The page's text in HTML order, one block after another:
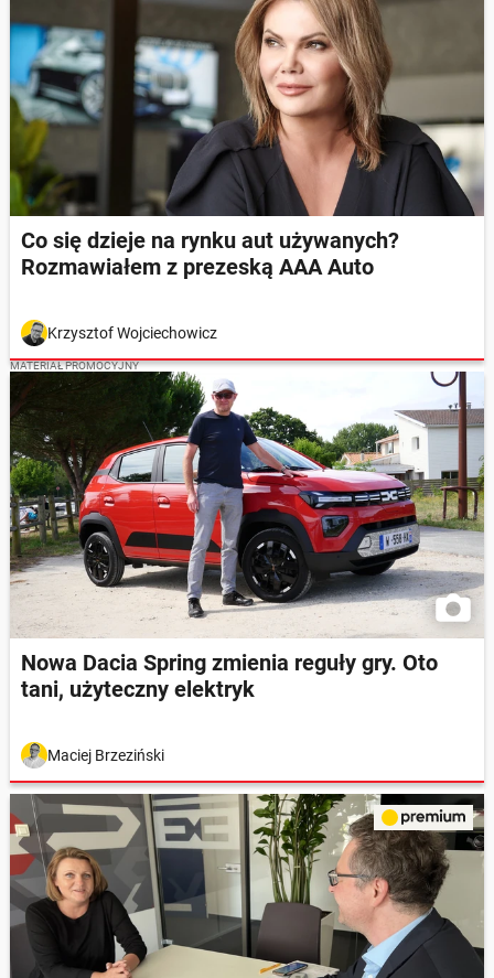
Co się dzieje na rynku aut używanych?
Rozmawiałem z prezeską AAA Auto
Krzysztof Wojciechowicz
MATERIAŁ PROMOCYJNY
Nowa Dacia Spring zmienia reguły gry. Oto
tani, użyteczny elektryk
Maciej Brzeziński